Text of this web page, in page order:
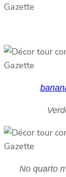
No quarto